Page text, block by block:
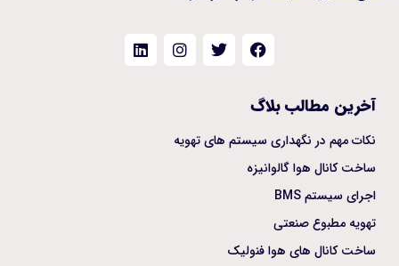
آخرین مطالب بلاگ
نکات مهم در نگهداری سیستم های تهویه
ساخت کانال هوا گالوانیزه
اجرای سیستم BMS
تهویه مطبوع صنعتی
ساخت کانال های هوا فنولیک